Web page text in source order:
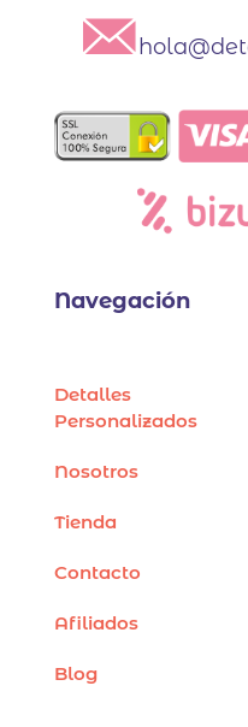
Navegación
Detalles
Personalizados
Nosotros
Tienda
Contacto
Afiliados
Blog